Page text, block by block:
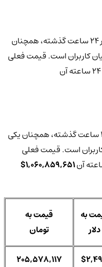
درصدی در 24 ساعت گذشته، همچنان
کاربران است. قیمت فعلی
در 24 ساعت گذشته، همچنان یکی
است. قیمت فعلی
1,060,859,651$
قیمت به
تومان
به
دلار
205,578,117